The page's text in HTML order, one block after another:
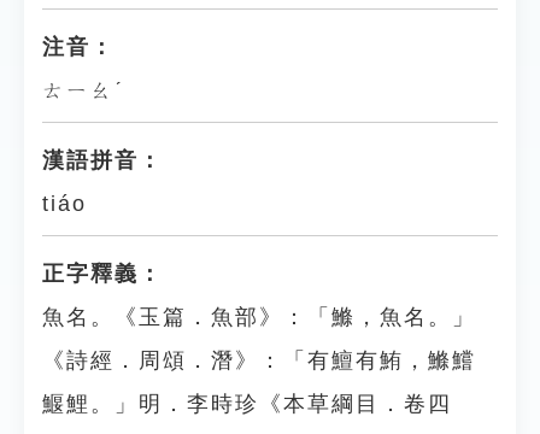
注音：
ㄊㄧㄠˊ
漢語拼音：
tiáo
正字釋義：
魚名。《玉篇．魚部》：「鰷，魚名。」
《詩經．周頌．潛》：「有鱣有鮪，鰷鱨
鰋鯉。」明．李時珍《本草綱目．卷四